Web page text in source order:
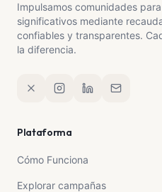
Impulsamos comunidades
significativos mediante
confiables y transparentes.
la diferencia.
Plataforma
Cómo Funciona
Explorar campañas